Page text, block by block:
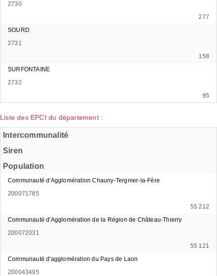
2730
277
SOURD
2731
158
SURFONTAINE
2732
95
Liste des EPCI du département :
Intercommunalité
Siren
Population
Communauté d'Agglomération Chauny-Tergnier-la-Fère
200071785
55 212
Communauté d'Agglomération de la Région de Château-Thierry
200072031
55 121
Communauté d'agglomération du Pays de Laon
200043495